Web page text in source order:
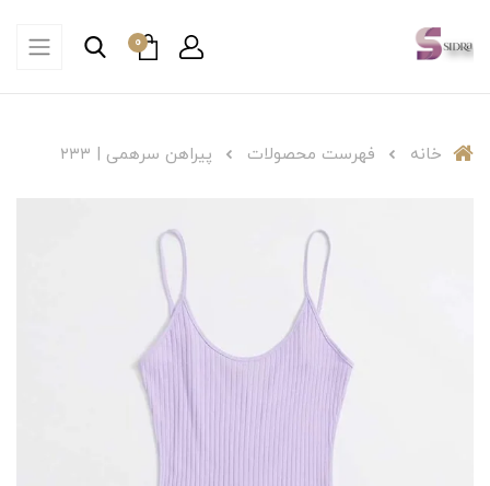
0
خانه فهرست محصولات پیراهن سرهمی | ۲۳۳